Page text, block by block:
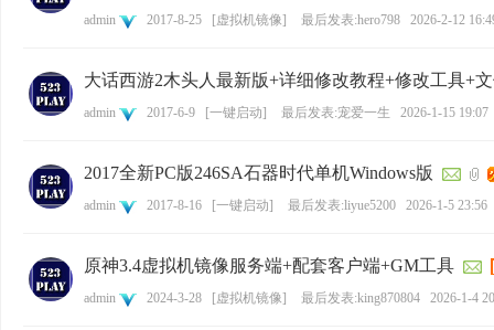
admin
2017-8-25 [虚拟机镜像] 最后发表:hero798 2026-2-12
大话西游2木头人最新版+详细修改教程+修改工具+
admin 2017-6-9 [一键启动] 最后发表:宠爱一生 2026-1-15 19:07
2017全新PC版246SA石器时代单机Windows版
admin 2017-8-16 [一键启动] 最后发表:liyue5200 2026-1-5 23:56
原神3.4虚拟机镜像服务端+配套客户端+GM工具
admin 2024-3-28 [虚拟机镜像] 最后发表:king870804 2026-1-4